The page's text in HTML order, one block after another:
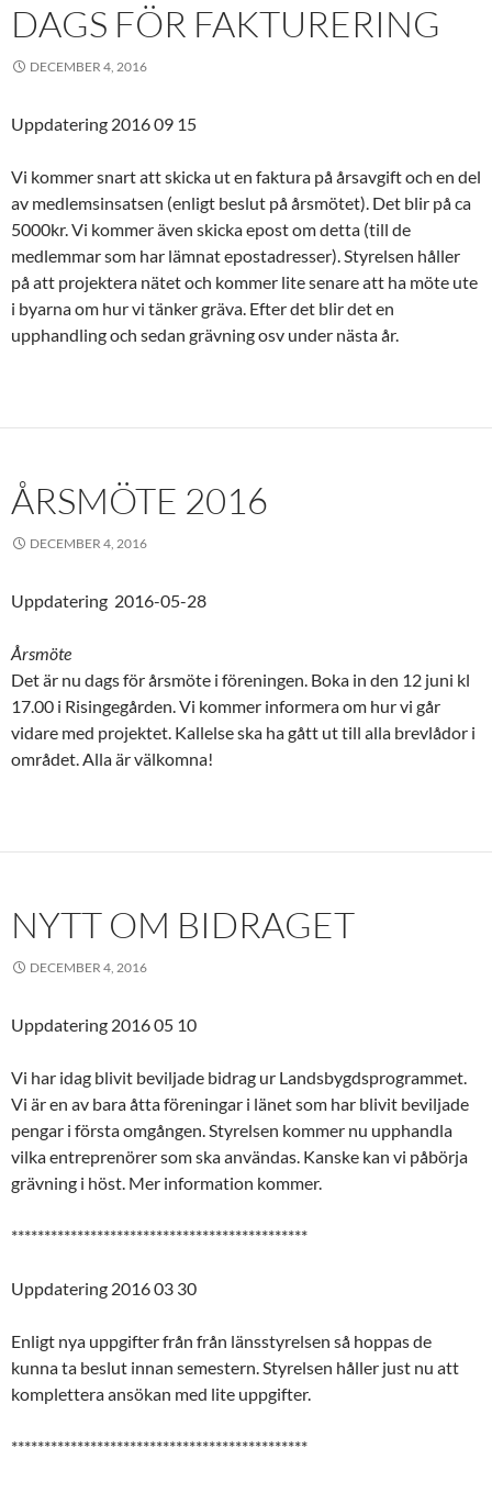
DAGS FÖR FAKTURERING
DECEMBER 4, 2016
Uppdatering 2016 09 15
Vi kommer snart att skicka ut en faktura på årsavgift och en del
av medlemsinsatsen (enligt beslut på årsmötet). Det blir på ca
5000kr. Vi kommer även skicka epost om detta (till de
medlemmar som har lämnat epostadresser). Styrelsen håller
på att projektera nätet och kommer lite senare att ha möte ute
i byarna om hur vi tänker gräva. Efter det blir det en
upphandling och sedan grävning osv under nästa år.
ÅRSMÖTE 2016
DECEMBER 4, 2016
Uppdatering 2016-05-28
Årsmöte
Det är nu dags för årsmöte i föreningen. Boka in den 12 juni kl
17.00 i Risingegården. Vi kommer informera om hur vi går
vidare med projektet. Kallelse ska ha gått ut till alla brevlådor i
området. Alla är välkomna!
NYTT OM BIDRAGET
DECEMBER 4, 2016
Uppdatering 2016 05 10
Vi har idag blivit beviljade bidrag ur Landsbygdsprogrammet.
Vi är en av bara åtta föreningar i länet som har blivit beviljade
pengar i första omgången. Styrelsen kommer nu upphandla
vilka entreprenörer som ska användas. Kanske kan vi påbörja
grävning i höst. Mer information kommer.
*********************************************
Uppdatering 2016 03 30
Enligt nya uppgifter från från länsstyrelsen så hoppas de
kunna ta beslut innan semestern. Styrelsen håller just nu att
komplettera ansökan med lite uppgifter.
*********************************************